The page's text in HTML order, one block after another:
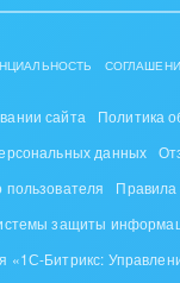
сайта
Политика
данных
пользователя
Правила
защиты
«1С-Битрикс: